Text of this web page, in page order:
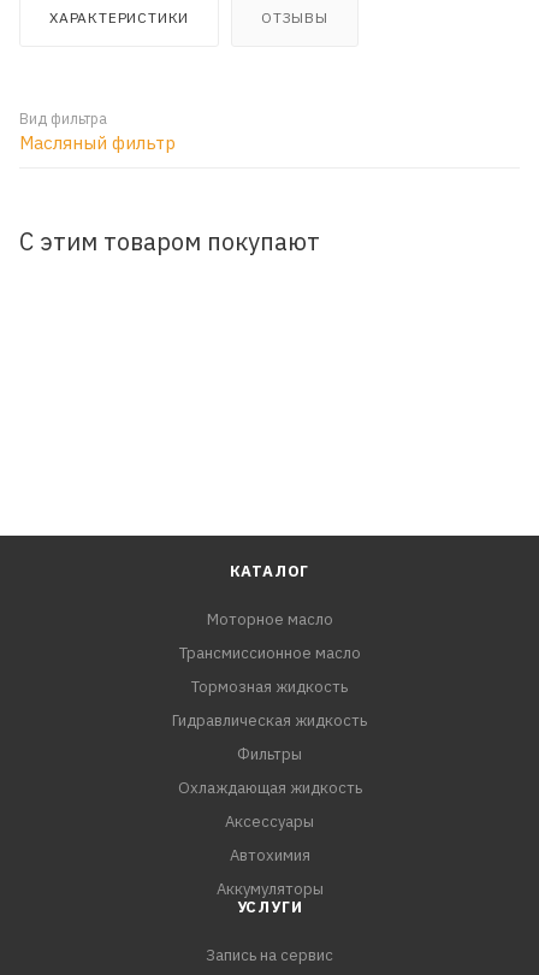
ХАРАКТЕРИСТИКИ ОТЗЫВЫ
Вид фильтра
Масляный фильтр
С этим товаром покупают
КАТАЛОГ
Моторное масло
Трансмиссионное масло
Тормозная жидкость
Гидравлическая жидкость
Фильтры
Охлаждающая жидкость
Аксессуары
Автохимия
Аккумуляторы
УСЛУГИ
Запись на сервис